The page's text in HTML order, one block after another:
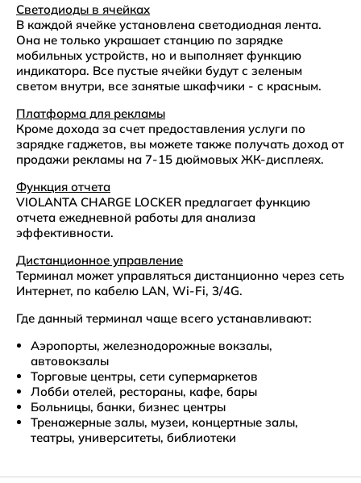
Светодиоды в ячейках
В каждой ячейке установлена светодиодная лента.
Она не только украшает станцию по зарядке
мобильных устройств, но и выполняет функцию
индикатора. Все пустые ячейки будут с зеленым
светом внутри, все занятые шкафчики - с красным.
Платформа для рекламы
Кроме дохода за счет предоставления услуги по
зарядке гаджетов, вы можете также получать доход от
продажи рекламы на 7-15 дюймовых ЖК-дисплеях.
Функция отчета
VIOLANTA CHARGE LOCKER предлагает функцию
отчета ежедневной работы для анализа
эффективности.
Дистанционное управление
Терминал может управляться дистанционно через сеть
Интернет, по кабелю LAN, Wi-Fi, 3/4G.
Где данный терминал чаще всего устанавливают:
Аэропорты, железнодорожные вокзалы,
автовокзалы
Торговые центры, сети супермаркетов
Лобби отелей, рестораны, кафе, бары
Больницы, банки, бизнес центры
Тренажерные залы, музеи, концертные залы,
театры, университеты, библиотеки